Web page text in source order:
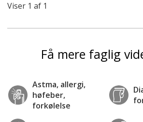
Viser 1 af 1
Få mere faglig
Astma, allergi,
høfeber,
forkølelse